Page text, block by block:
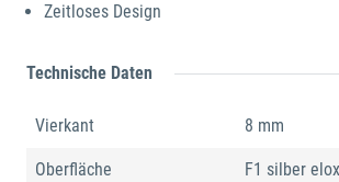
Zeitloses Design
Technische Daten
Vierkant 8 mm
Oberfläche F1 silber